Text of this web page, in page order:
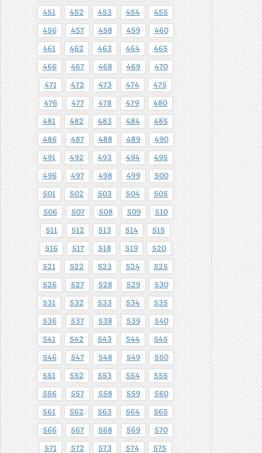
451 452 453 454 455
456 457 458 459 460
461 462 463 464 465
466 467 468 469 470
471 472 473 474 475
476 477 478 479 480
481 482 483 484 485
486 487 488 489 490
491 492 493 494 495
496 497 498 499 500
501 502 503 504 505
506 507 508 509 510
511 512 513 514 515
516 517 518 519 520
521 522 523 524 525
526 527 528 529 530
531 532 533 534 535
536 537 538 539 540
541 542 543 544 545
546 547 548 549 550
551 552 553 554 555
556 557 558 559 560
561 562 563 564 565
566 567 568 569 570
571 572 573 574 575